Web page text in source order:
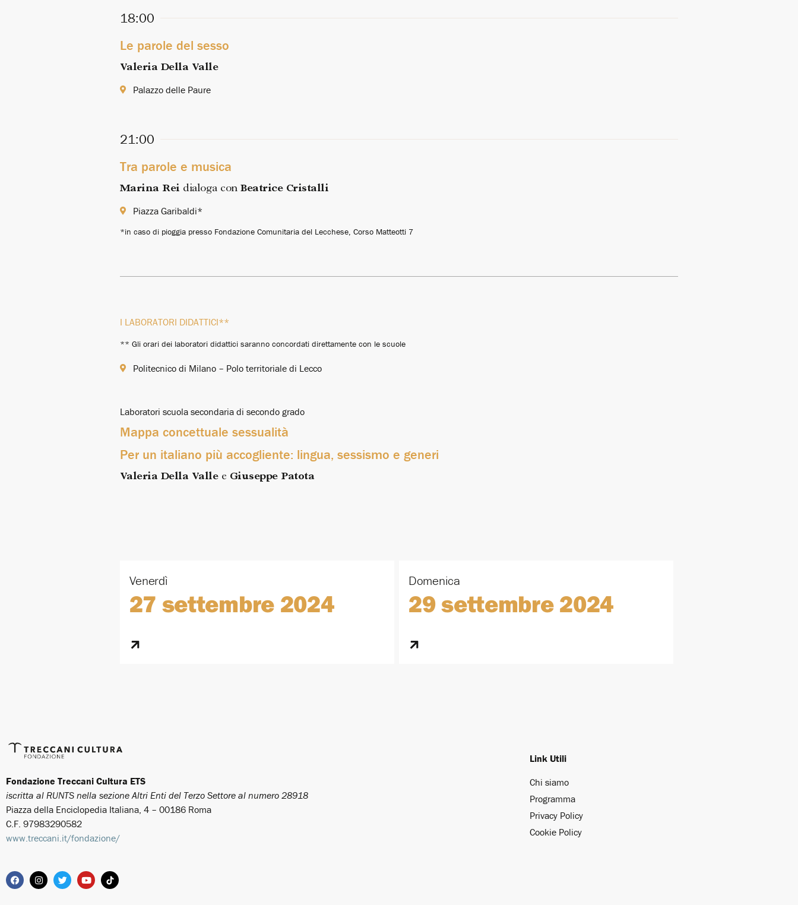
18:00
Le parole del sesso
Valeria Della Valle
Palazzo delle Paure
21:00
Tra parole e musica
Marina Rei dialoga conBeatrice Cristalli
Piazza Garibaldi*
*in caso di pioggia presso Fondazione Comunitaria del Lecchese, Corso Matteotti 7
I LABORATORI DIDATTICI**
** Gli orari dei laboratori didattici saranno concordati direttamente con le scuole
Politecnico di Milano – Polo territoriale di Lecco
Laboratori scuola secondaria di secondo grado
Mappa concettuale sessualità
Per un italiano più accogliente: lingua, sessismo e generi
Valeria Della Vallee Giuseppe Patota
Venerdì
27 settembre 2024
Domenica
29 settembre 2024
Fondazione Treccani Cultura ETS
iscritta al RUNTS nella sezione Altri Enti del Terzo Settore al numero 28918
Piazza della Enciclopedia Italiana, 4 – 00186 Roma
C.F. 97983290582
www.treccani.it/fondazione/
Link Utili
Chi siamo
Programma
Privacy Policy
Cookie Policy